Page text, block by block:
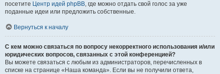
посетите Центр идей phpBB, где можно отдать свой голос за уже
поданные идеи или предложить собственные.
Вернуться к началу
С кем можно связаться по вопросу некорректного использования и/или
юридических вопросов, связанных с этой конференцией?
Вы можете связаться с любым из администраторов, перечисленных в
списке на странице «Наша команда». Если вы не получили ответа,